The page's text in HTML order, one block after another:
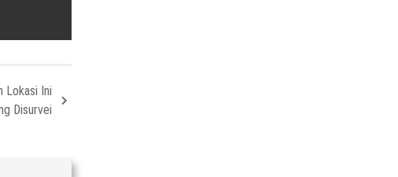
Lokasi Ini
Disurvei